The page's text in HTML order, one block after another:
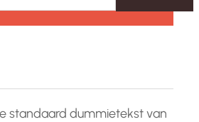
standaard dummietekst van